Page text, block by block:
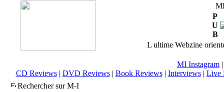
P
U
B
L ultime Webzine
MI Instagram
CD Reviews| DVD Reviews| Book Reviews| Interviews| Live
Rechercher sur M-I